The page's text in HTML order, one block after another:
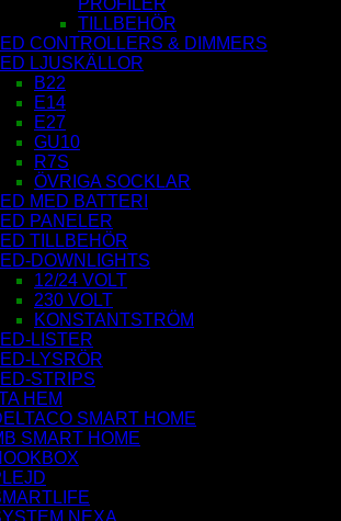
PROFILER
TILLBEHÖR
CONTROLLERS & DIMMERS
LJUSKÄLLOR
B22
E14
E27
GU10
R7S
ÖVRIGA SOCKLAR
MED BATTERI
PANELER
TILLBEHÖR
DOWNLIGHTS
12/24 VOLT
230 VOLT
KONSTANTSTRÖM
LISTER
LYSRÖR
STRIPS
HEM
SMART HOME
SMART HOME
NEXA